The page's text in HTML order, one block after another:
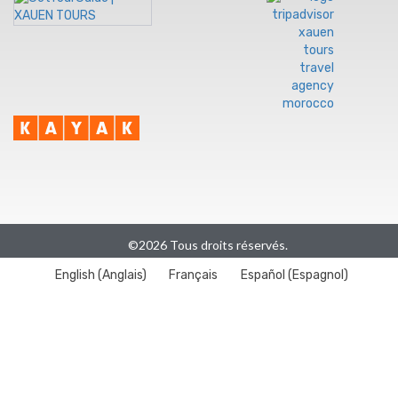
©2026 Tous droits réservés.
English (Anglais) Français Español (Espagnol )